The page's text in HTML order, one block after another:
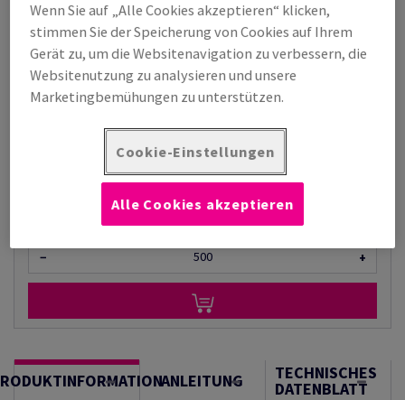
#559394
Novatech, Matt, beidseitig gestrichen, weiss, holzfrei ECF, 135g/m2,
330mm x 480mm, SB, Paket zu 500 Bogen/Blatt, FSC Mix Credit
Produktinformation
− +
ANLEITUNG TECHNISCHES
DATENBLATT
Wenn Sie auf „Alle Cookies akzeptieren“ klicken,
stimmen Sie der Speicherung von Cookies auf Ihrem
Gerät zu, um die Websitenavigation zu verbessern, die
Websitenutzung zu analysieren und unsere
Marketingbemühungen zu unterstützen.
Cookie-Einstellungen
Alle Cookies akzeptieren